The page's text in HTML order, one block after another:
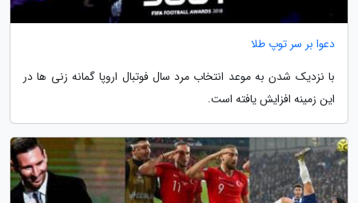
دعوا بر سر توپ طلا
با نزدیک شدن به موعد انتخاب مرد سال فوتبال اروپا گمانه زنی ها در
این زمینه افزایش یافته است.